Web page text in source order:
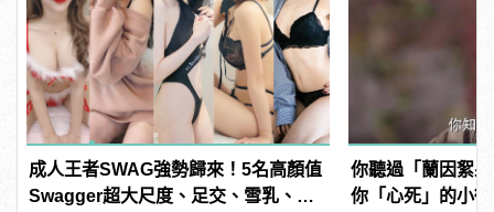
成人王者SWAG強勢歸來！5名高顏值
Swagger超大尺度、足交、雪乳、粉
你聽過「蘭因絮
你「心死」的小